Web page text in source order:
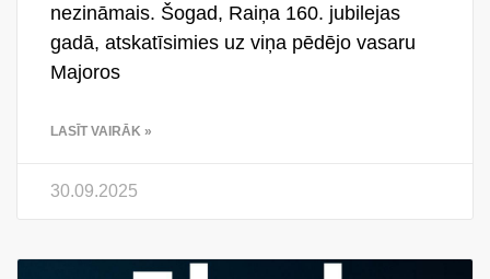
nezināmais. Šogad, Raiņa 160. jubilejas
gadā, atskatīsimies uz viņa pēdējo vasaru
Majoros
LASĪT VAIRĀK »
30.09.2025